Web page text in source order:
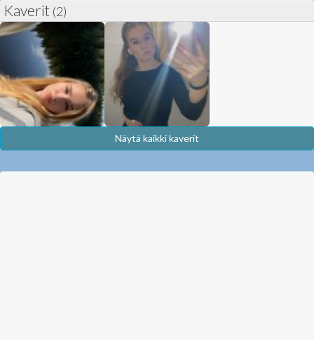
Kaverit (2)
Näytä kaikki kaverit